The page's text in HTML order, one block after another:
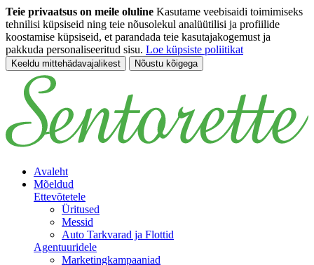
Teie privaatsus on meile oluline Kasutame veebisaidi toimimiseks
tehnilisi küpsiseid ning teie nõusolekul analüütilisi ja profiilide
koostamise küpsiseid, et parandada teie kasutajakogemust ja
pakkuda personaliseeritud sisu. Loe küpsiste poliitikat
Keeldu mittehädavajalikest Nõustu kõigega
Hüppa põhisisu juurde
Avaleht
Mõeldud
Ettevõtetele
Üritused
Messid
Auto Tarkvarad ja Flottid
Agentuuridele
Marketingkampaaniad